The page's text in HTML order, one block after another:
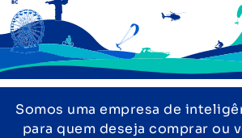
Somos uma empresa de
para quem deseja comprar ou